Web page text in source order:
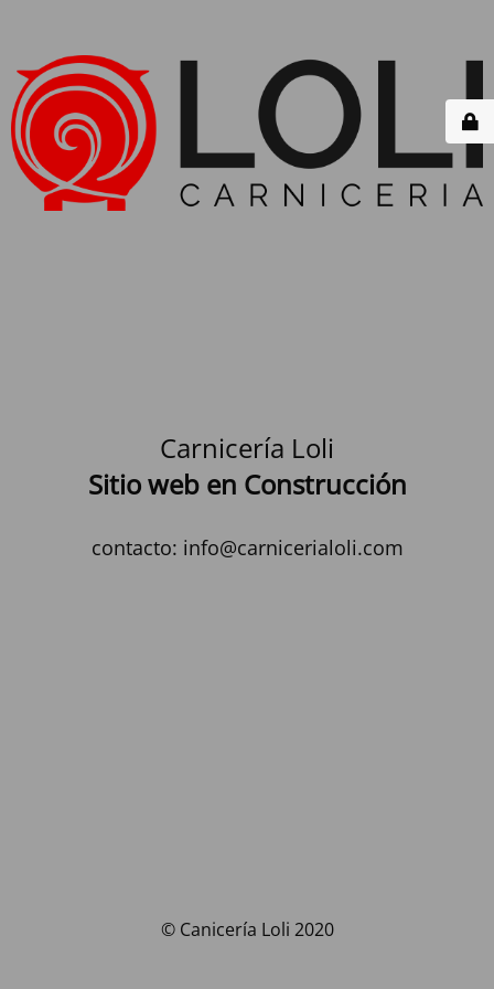
Carnicería Loli
Sitio web en Construcción
contacto: info@carnicerialoli.com
© Canicería Loli 2020